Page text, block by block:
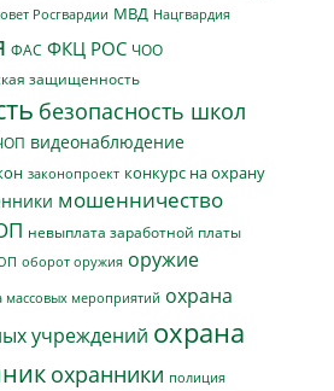
Росгвардии МВД Нацгвардия
ФАС ФКЦ РОС ЧОО
защищенность
безопасность школ
видеонаблюдение
законопроект конкурс на охрану
мошенничество
невыплата заработной платы
оборот оружия оружие
массовых мероприятий охрана
учреждений охрана
охранники полиция